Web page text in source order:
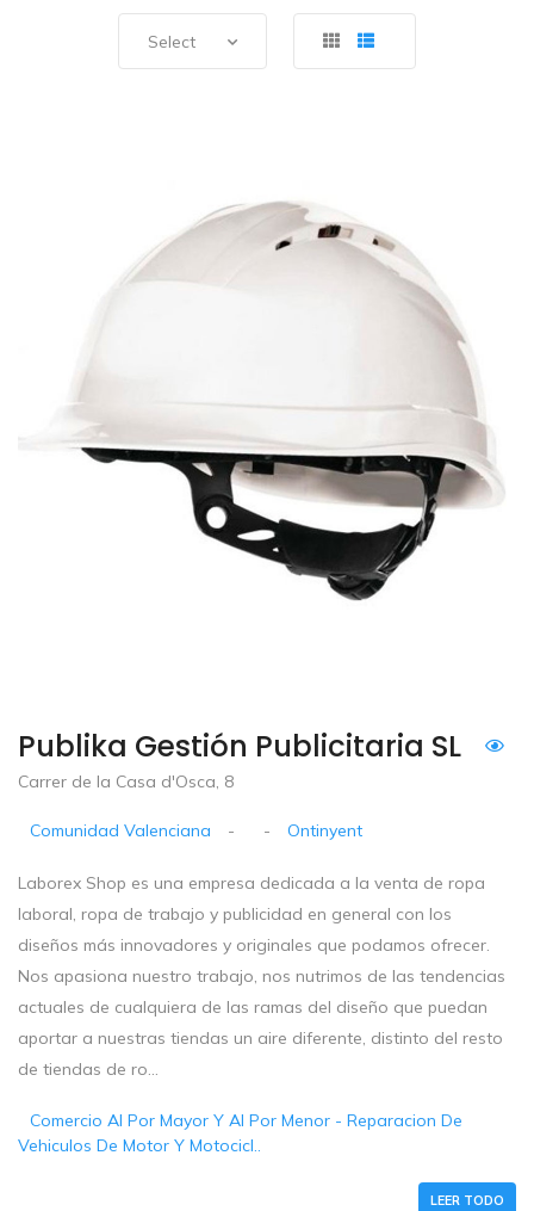
Select
Publika Gestión Publicitaria SL
Carrer de la Casa d'Osca, 8
Comunidad Valenciana - - Ontinyent
Laborex Shop es una empresa dedicada a la venta de ropa
laboral, ropa de trabajo y publicidad en general con los
diseños más innovadores y originales que podamos ofrecer.
Nos apasiona nuestro trabajo, nos nutrimos de las tendencias
actuales de cualquiera de las ramas del diseño que puedan
aportar a nuestras tiendas un aire diferente, distinto del resto
de tiendas de ro...
Comercio Al Por Mayor Y Al Por Menor - Reparacion De
Vehiculos De Motor Y Motocicl..
LEER TODO